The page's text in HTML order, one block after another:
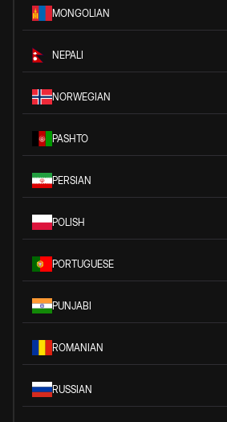
MONGOLIAN
NEPALI
NORWEGIAN
PASHTO
PERSIAN
POLISH
PORTUGUESE
PUNJABI
ROMANIAN
RUSSIAN